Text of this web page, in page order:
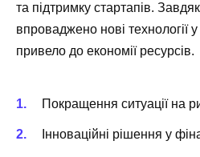
та підтримку стартапів.
впроваджено нові технології
привело до економії ресурсів.
Покращення ситуації на
Інноваційні рішення у